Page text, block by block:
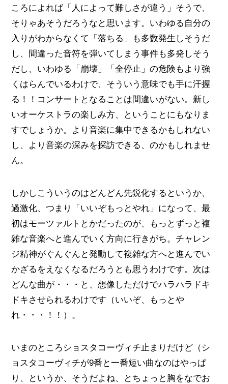
ころによれば「人によって難しさが違う」そうで、
そりゃあそうだろうなと思います。いわゆる自分の
入りがわからなくて「落ちる」も多数発生しそうだ
し、間違った音符を弾いてしまう事件も多発しそう
だし、いわゆる「崩壊」「全停止」の危険もより強
くはらんでいるわけで、そういう意味でも手に汗握
る！！コンサートとなることは間違いがない。新し
いオーケストラの楽しみ方、ということにもなりま
すでしょうか。より音楽に集中できるかもしれない
し、より音楽の深みを探訪できる、のかもしれませ
ん。
しかしこういうのはどんどん先鋭化するというか、
過激化、つまり「いいぞもっとやれ」になって、最
初はモーツァルトとかだったのが、もっとずっと複
雑な音楽へと進んでいく方向に行きがち。チャレン
ジ精神がぐんぐんと発動して複雑な方へと進んでい
かざるをえなくなるだろうとも思うわけです。次は
どんな曲が・・・と、想像しただけでハラハラドキ
ドキさせられるわけです（いいぞ、もっとや
れ・・・！！）。
いまのところショスタコーヴィチ止まりだけど（シ
ョスタコーヴィチが9番と一番短い曲なのはやっぱ
り、というか、そうだよね、とちょっと胸をなでお